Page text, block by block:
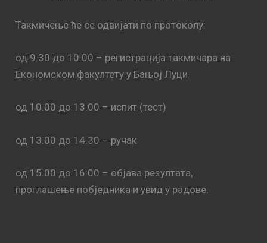
Такмичење ће се одвијати по протоколу:
од 9.30 до 10.00 – регистрација такмичара на
Економском факултету у Бањој Луци
од 10.00 до 13.00 – испит (тест)
од 13.00 до 14.30 – ручак
од 15.00 до 16.00 – објава резултата,
проглашење побједника и увид у радове.